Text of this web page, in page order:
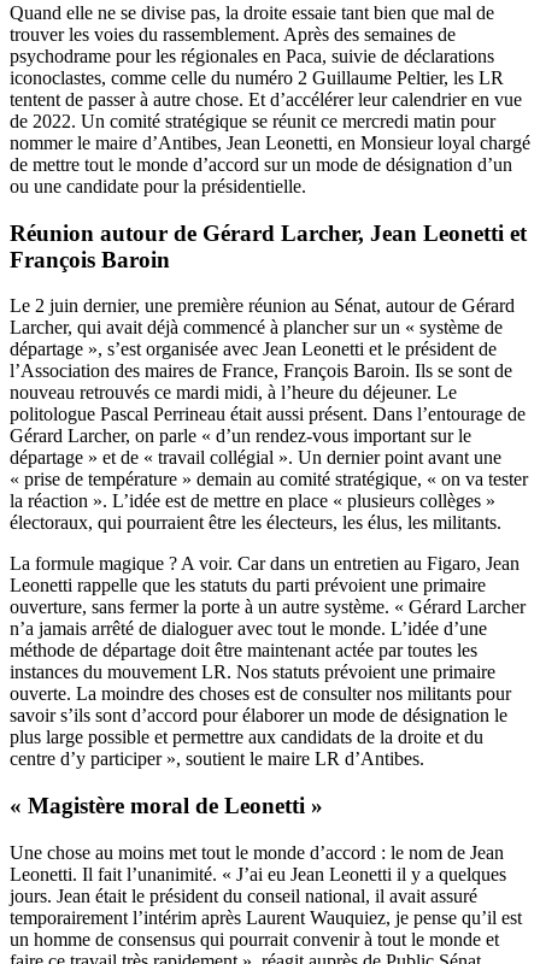
Quand elle ne se divise pas, la droite essaie tant bien que mal de
trouver les voies du rassemblement. Après des semaines de
psychodrame pour les régionales en Paca, suivie de déclarations
iconoclastes, comme celle du numéro 2 Guillaume Peltier, les LR
tentent de passer à autre chose. Et d’accélérer leur calendrier en vue
de 2022. Un comité stratégique se réunit ce mercredi matin pour
nommer le maire d’Antibes, Jean Leonetti, en Monsieur loyal chargé
de mettre tout le monde d’accord sur un mode de désignation d’un
ou une candidate pour la présidentielle.
Réunion autour de Gérard Larcher, Jean Leonetti et
François Baroin
Le 2 juin dernier, une première réunion au Sénat, autour de Gérard
Larcher, qui avait déjà commencé à planchersur un « système de
départage », s’est organisée avec Jean Leonetti et le président de
l’Association des maires de France, François Baroin. Ils se sont de
nouveau retrouvés ce mardi midi, à l’heure du déjeuner. Le
politologue Pascal Perrineau était aussi présent. Dans l’entourage de
Gérard Larcher, on parle « d’un rendez-vous important sur le
départage » et de « travail collégial ». Un dernier point avant une
« prise de température » demain au comité stratégique, « on va tester
la réaction ». L’idée est de mettre en place « plusieurs collèges »
électoraux, qui pourraient être les électeurs, les élus, les militants.
La formule magique ? A voir. Car dans un entretien au Figaro, Jean
Leonetti rappelle que les statuts du parti prévoient une primaire
ouverture, sans fermer la porte à un autre système. « Gérard Larcher
n’a jamais arrêté de dialoguer avec tout le monde. L’idée d’une
méthode de départage doit être maintenant actée par toutes les
instances du mouvement LR. Nos statuts prévoient une primaire
ouverte. La moindre des choses est de consulter nos militants pour
savoir s’ils sont d’accord pour élaborer un mode de désignation le
plus large possible et permettre aux candidats de la droite et du
centre d’y participer », soutient le maire LR d’Antibes.
« Magistère moral de Leonetti »
Une chose au moins met tout le monde d’accord : le nom de Jean
Leonetti. Il fait l’unanimité. « J’ai eu Jean Leonetti il y a quelques
jours. Jean était le président du conseil national, il avait assuré
temporairement l’intérim après Laurent Wauquiez, je pense qu’il est
un homme de consensus qui pourrait convenir à tout le monde et